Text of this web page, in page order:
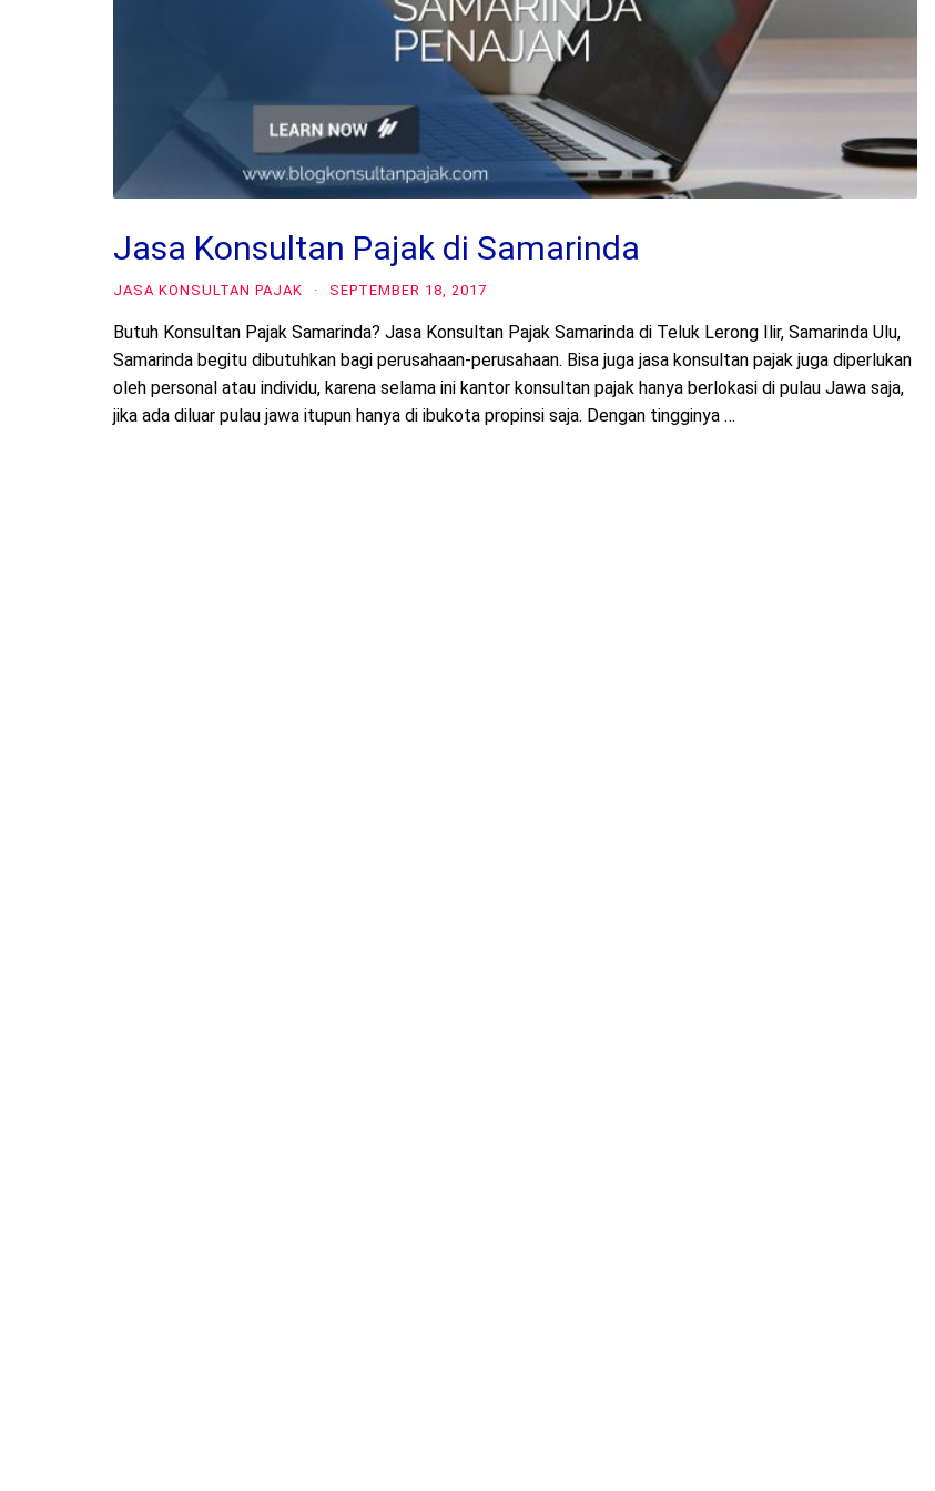
Jasa Konsultan Pajak di Samarinda
JASA KONSULTAN PAJAK · SEPTEMBER 18, 2017
Butuh Konsultan Pajak Samarinda? Jasa Konsultan Pajak Samarinda di Teluk Lerong Ilir, Samarinda Ulu,
Samarinda begitu dibutuhkan bagi perusahaan-perusahaan. Bisa juga jasa konsultan pajak juga diperlukan
oleh personal atau individu, karena selama ini kantor konsultan pajak hanya berlokasi di pulau Jawa saja,
jika ada diluar pulau jawa itupun hanya di ibukota propinsi saja. Dengan tingginya …